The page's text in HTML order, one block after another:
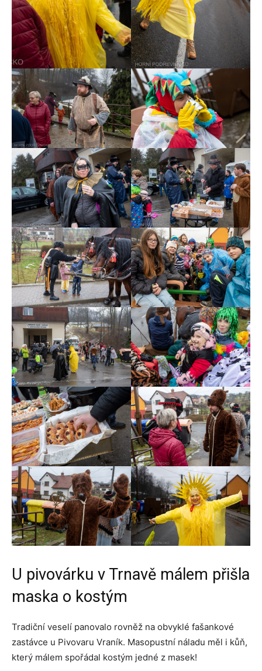
U pivovárku v Trnavě málem přišla
maska o kostým
Tradiční veselí panovalo rovněž na obvyklé fašankové
zastávce u Pivovaru Vraník. Masopustní náladu měl i kůň,
který málem spořádal kostým jedné z masek!